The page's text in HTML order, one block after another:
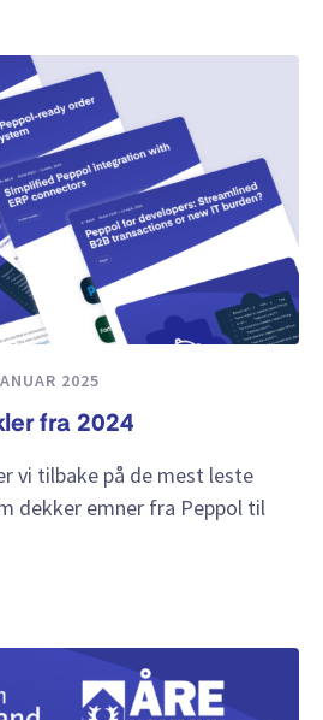
2025
fra 2024
vi tilbake på de mest leste
dekker emner fra Peppol til